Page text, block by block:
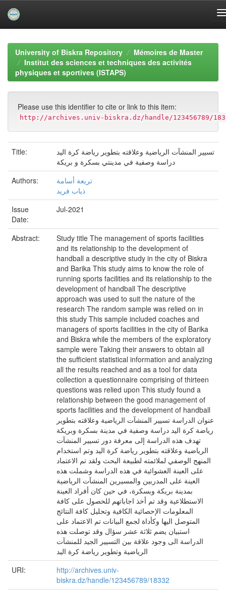
navigationUniversity of Biskra Repository
Mémoires de Master
Institut des sciences et techniques des activités
physiques et sportives (ISTAPS)
Please use this identifier to cite or link to this item:
http://archives.univ-biskra.dz/handle/123456789/
Title:
تسيير المنشآت الرياضية وعلاقته بتطوير رياضة كرة اليد
دراسة وصفية في مدينتي بسكرة و بريكة
Authors:
تريعة أسامة
ذياب فريد
Issue
Date:
Jul-2021
Abstract:
Study title The management of sports facilities
and its relationship to the development of
handball a descriptive study in the city of Biskra
and Barika This study aims to know the role of
running sports facilities and its relationship to the
development of handball The descriptive
approach was used to suit the nature of the
research The random sample was relied on in
this study This sample included coaches and
managers of sports facilities in the city of Barika
and Biskra while the members of the exploratory
sample were Taking their answers to obtain all
the sufficient statistical information and analyzing
all the results reached and as a tool for data
collection a questionnaire comprising of thirteen
questions was relied upon This study found a
relationship between the good management of
sports facilities and the development of handball
عنوان الدراسة تسيير المنشآت الرياضية وعلاقته بتطوير
رياضة كرة اليد دراسة وصفية في مدينة بسكرة وبريكة
تهدف هذه الدراسة إلى معرفة دور تسيير المنشآت
الرياضية وعلاقته بتطوير رياضة كرة اليد وتم استخدام
المنهج الوصفي لملائمته لطبيعة البحث ولقد تم الاعتماد
على العينة العشوائية في هذه الدراسة وشملت هذه
العينة على المدربين والمسيرين المنشآت الرياضية
بمدينة بريكة وبسكرة، في حين كان أفراد العينة
الاستطلاعية وقد تم أخذ اجاباتهم للحصول على كافة
المعلومات الإحصائية الكافية وتحليل كافة النتائج
المتوصل اليها وكأداة لجمع البيانات تم الاعتماد على
استبيان يضم ثلاثة عشر سؤال وقد توصلت هذه
الدراسة الى وجود علاقة بين التسيير الجيد للمنشآت
الرياضية وتطوير رياضة كرة اليد
URI:
http://archives.univ-
biskra.dz/handle/123456789/18332